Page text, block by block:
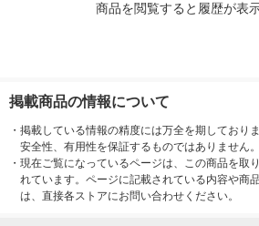
商品を閲覧すると履歴が表
掲載商品の情報について
・ 掲載している情報の精度には万全を期しており
安全性、有用性を保証するものではありません。
・ 現在ご覧になっているページは、この商品を取
れています。ページに記載されている内容や商
は、直接各ストアにお問い合わせください。